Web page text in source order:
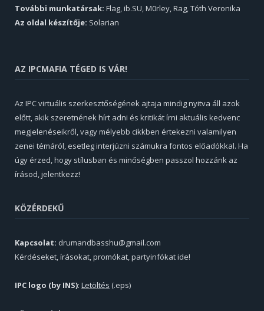
További munkatársak: Flag, ib.SU, M0rley, Rag, Tóth Veronika
Az oldal készítője: Solarian
AZ IPCMAFIA TÉGED IS VÁR!
Az IPC virtuális szerkesztőségének ajtaja mindig nyitva áll azok
előtt, akik szeretnének hírt adni és kritikát írni aktuális kedvenc
megjelenéseikről, vagy mélyebb cikkben értekezni valamilyen
zenei témáról, esetleg interjúzni számukra fontos előadókkal. Ha
úgy érzed, hogy stílusban és minőségben passzol hozzánk az
írásod, jelentkezz!
KÖZÉRDEKŰ
Kapcsolat: drumandbasshu@gmail.com
Kérdéseket, írásokat, promókat, partyinfókat ide!
IPC logo (by INS): Letöltés (.eps)